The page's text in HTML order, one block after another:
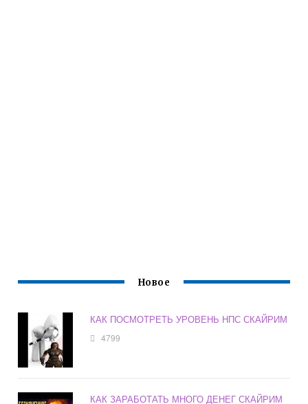
Новое
КАК ПОСМОТРЕТЬ УРОВЕНЬ НПС СКАЙРИМ
4799
КАК ЗАРАБОТАТЬ МНОГО ДЕНЕГ СКАЙРИМ